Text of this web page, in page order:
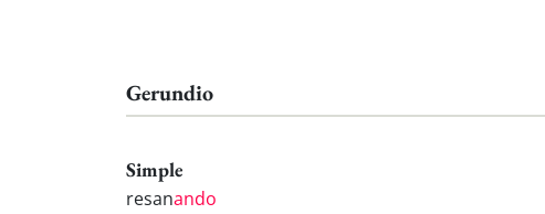
Gerundio
Simple
resanando